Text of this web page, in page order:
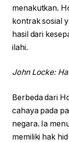
menakutkan.
kontrak sosial
hasil dari
ilahi.
John Locke:
Berbeda dari
cahaya pada
negara. Ia
memiliki hak